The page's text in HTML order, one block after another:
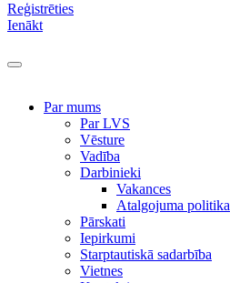
Reģistrēties
Ienākt
Par mums
Par LVS
Vēsture
Vadība
Darbinieki
Vakances
Atalgojuma politika
Pārskati
Iepirkumi
Starptautiskā sadarbība
Vietnes